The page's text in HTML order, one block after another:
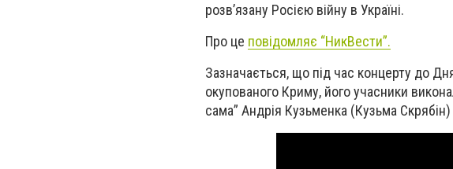
розв’язану Росією війну в Україні.
Про це повідомляє “НикВести”.
Зазначається, що під час концерту до
окупованого Криму, його учасники
сама” Андрія Кузьменка (Кузьма